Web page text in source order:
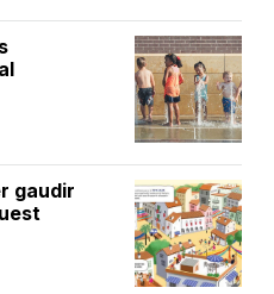
gaudir